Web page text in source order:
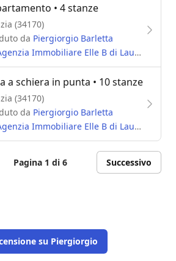
• 4 stanze
(34170)
da Piergiorgio Barletta
Immobiliare Elle B di Laura Barletta
a schiera in punta • 10 stanze
(34170)
da Piergiorgio Barletta
Immobiliare Elle B di Laura Barletta
Pagina 1 di 6 Successivo
su Piergiorgio